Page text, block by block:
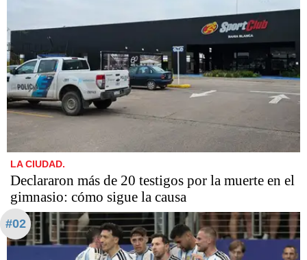
LA CIUDAD.
Declararon más de 20 testigos por la muerte en el
gimnasio: cómo sigue la causa
#02